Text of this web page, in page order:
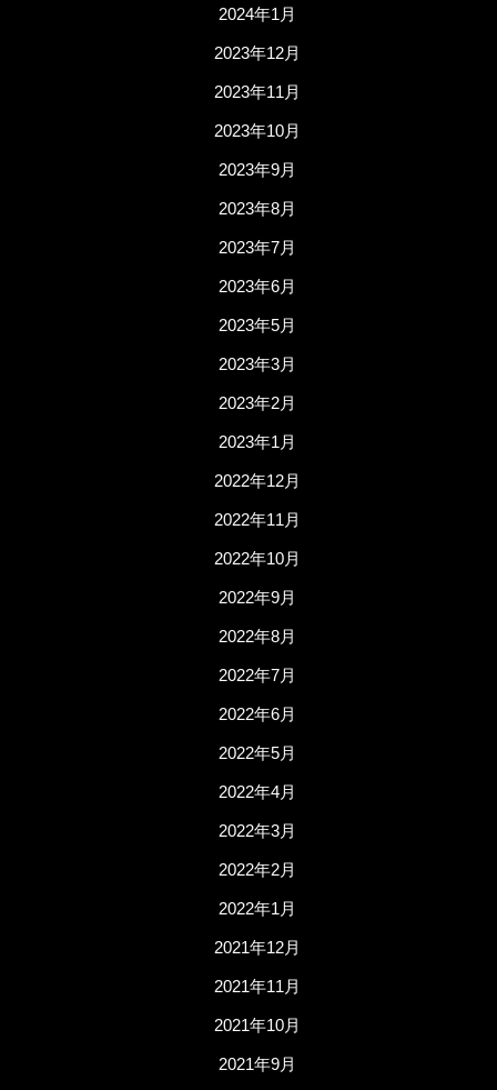
2024年1月
2023年12月
2023年11月
2023年10月
2023年9月
2023年8月
2023年7月
2023年6月
2023年5月
2023年3月
2023年2月
2023年1月
2022年12月
2022年11月
2022年10月
2022年9月
2022年8月
2022年7月
2022年6月
2022年5月
2022年4月
2022年3月
2022年2月
2022年1月
2021年12月
2021年11月
2021年10月
2021年9月